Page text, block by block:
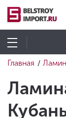
Главная /